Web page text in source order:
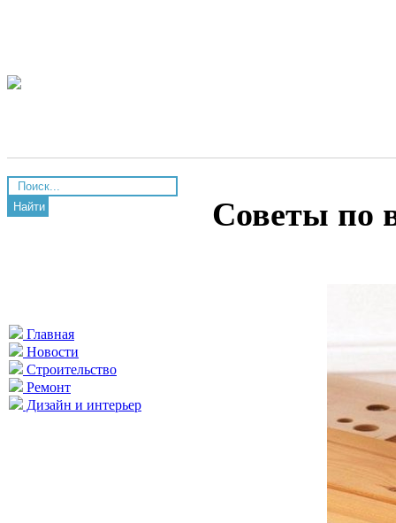
Найти
Главная
Новости
Строительство
Ремонт
Дизайн и интерьер
Советы по